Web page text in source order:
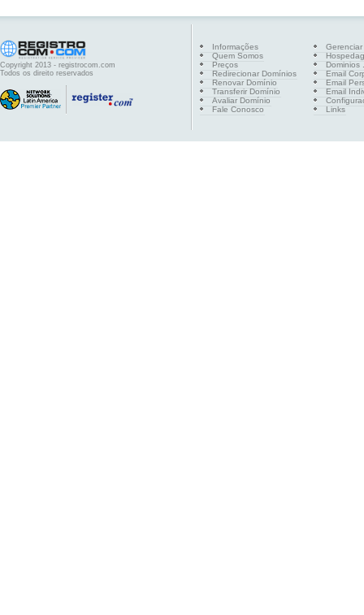
Copyright 2013 - registrocom.com
Todos os direito reservados
Informações
Quem Somos
Preços
Redirecionar Domínios
Renovar Domínio
Transferir Domínio
Avaliar Domínio
Fale Conosco
Dominios
Email
Email
Email
Links